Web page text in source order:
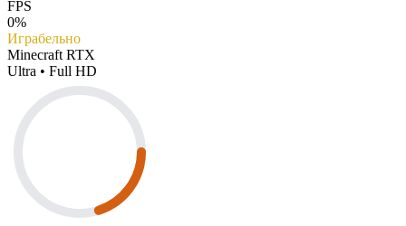
FPS
0%
Играбельно
Minecraft RTX
Ultra • Full HD